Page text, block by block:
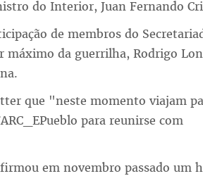
do Interior, Juan Fernando
de membros do
máximo da guerrilha, Rodrigo
que "neste momento viajam
para reunirse com
em novembro passado um